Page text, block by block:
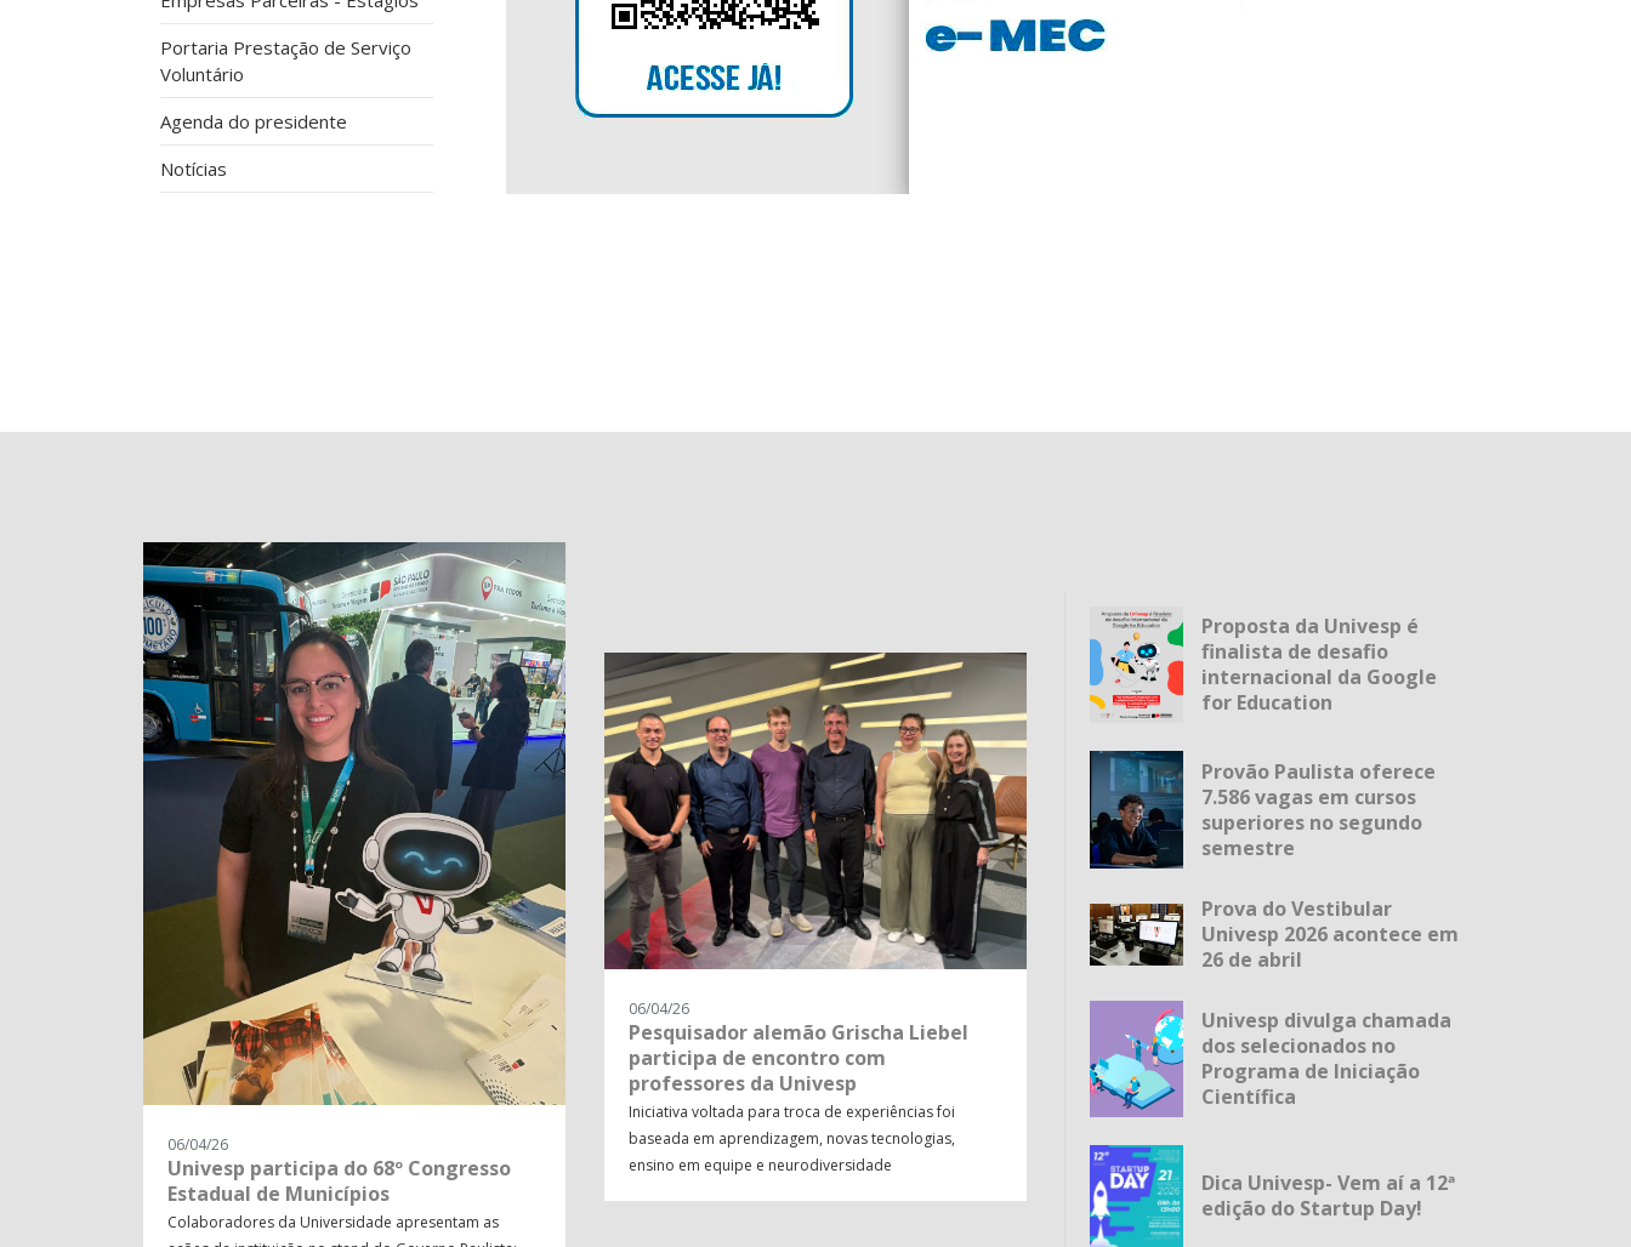
Portaria Prestação de Serviço
Voluntário
Agenda do presidente
Notícias
06/04/26
Univesp participa do 68º Congresso
Estadual de Municípios
Colaboradores da Universidade apresentam as
06/04/26
Pesquisador alemão Grischa Liebel
participa de encontro com
professores da Univesp
Iniciativa voltada para troca de experiências foi
baseada em aprendizagem, novas tecnologias,
ensino em equipe e neurodiversidade
Proposta da Univesp é
finalista de desafio
internacional da Google
for Education
Provão Paulista oferece
7.586 vagas em cursos
superiores no segundo
semestre
Prova do Vestibular
Univesp 2026 acontece em
26 de abril
Univesp divulga chamada
dos selecionados no
Programa de Iniciação
Científica
Dica Univesp- Vem aí a 12ª
edição do Startup Day!